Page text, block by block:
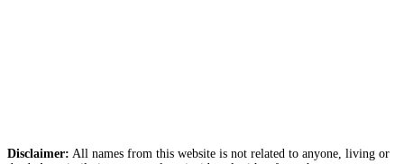
Disclaimer: All names from this website is not related to anyone, living or